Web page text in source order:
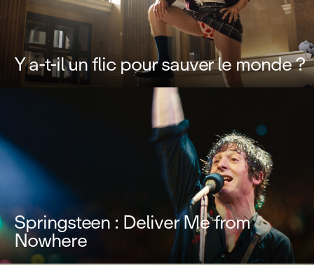
Y a-t-il un flic pour sauver le monde ?
Springsteen : Deliver Me from
Nowhere